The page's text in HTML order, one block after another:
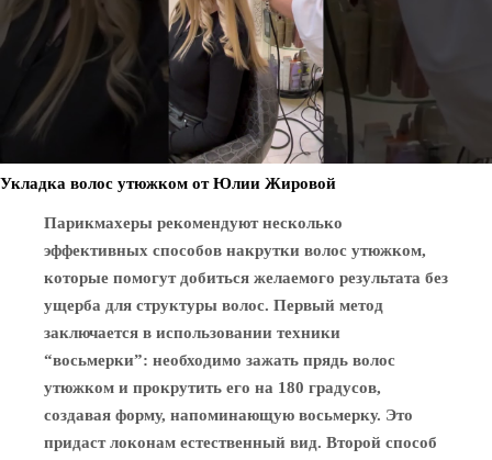
Укладка волос утюжком от Юлии Жировой
Парикмахеры рекомендуют несколько
эффективных способов накрутки волос утюжком,
которые помогут добиться желаемого результата без
ущерба для структуры волос. Первый метод
заключается в использовании техники
“восьмерки”: необходимо зажать прядь волос
утюжком и прокрутить его на 180 градусов,
создавая форму, напоминающую восьмерку. Это
придаст локонам естественный вид. Второй способ